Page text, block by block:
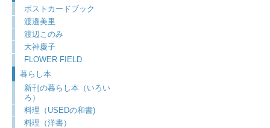
ポストカードブック
渡邉美里
渡辺このみ
大神慶子
FLOWER FIELD
暮らし本
新刊の暮らし本（いろい
ろ）
料理（USEDの和書)
料理（洋書）